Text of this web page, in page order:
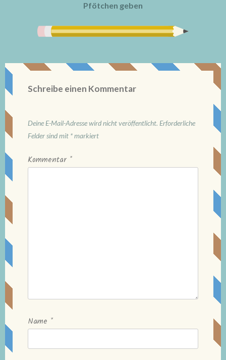
Pfötchen geben
Schreibe einen Kommentar
Deine E-Mail-Adresse wird nicht veröffentlicht. Erforderliche
Felder sind mit *markiert
Kommentar *
Name *